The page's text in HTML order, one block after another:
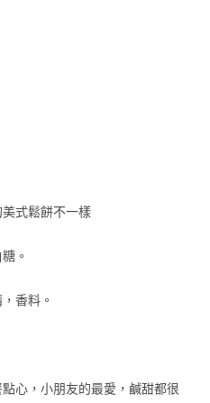
式鬆餅不一樣
。
香料。
心，小朋友的最愛，鹹甜都很